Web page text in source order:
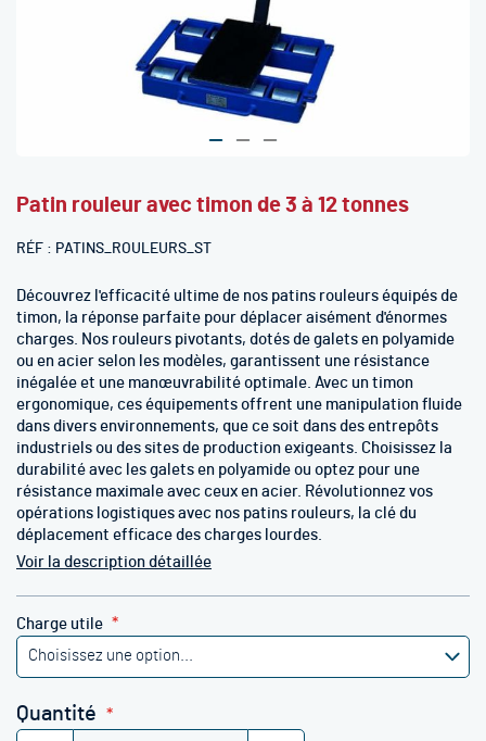
Patin rouleur avec timon de 3 à 12 tonnes
RÉF PATINS_ROULEURS_ST
Découvrez l'efficacité ultime de nos patins rouleurs équipés de
timon, la réponse parfaite pour déplacer aisément d'énormes
charges. Nos rouleurs pivotants, dotés de galets en polyamide
ou en acier selon les modèles, garantissent une résistance
inégalée et une manœuvrabilité optimale. Avec un timon
ergonomique, ces équipements offrent une manipulation fluide
dans divers environnements, que ce soit dans des entrepôts
industriels ou des sites de production exigeants. Choisissez la
durabilité avec les galets en polyamide ou optez pour une
résistance maximale avec ceux en acier. Révolutionnez vos
opérations logistiques avec nos patins rouleurs, la clé du
déplacement efficace des charges lourdes.
Voir la description détaillée
Charge utile
Quantité
Skip
the
of
images
gallery